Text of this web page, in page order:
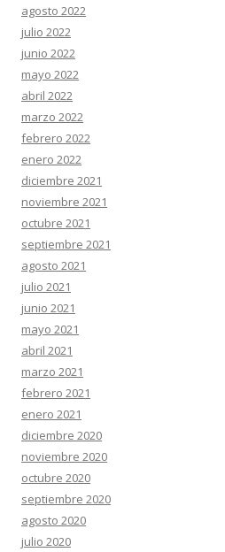
agosto 2022
julio 2022
junio 2022
mayo 2022
abril 2022
marzo 2022
febrero 2022
enero 2022
diciembre 2021
noviembre 2021
octubre 2021
septiembre 2021
agosto 2021
julio 2021
junio 2021
mayo 2021
abril 2021
marzo 2021
febrero 2021
enero 2021
diciembre 2020
noviembre 2020
octubre 2020
septiembre 2020
agosto 2020
julio 2020